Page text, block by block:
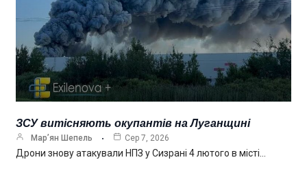
ЗСУ витісняють окупантів на Луганщині
Мар’ян Шепель Сер 7, 2026
Дрони знову атакували НПЗ у Сизрані 4 лютого в місті…